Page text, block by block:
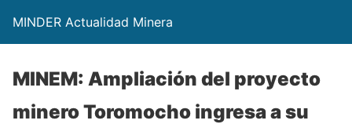
MINDER Actualidad Minera
MINEM: Ampliación del proyecto
minero Toromocho ingresa a su